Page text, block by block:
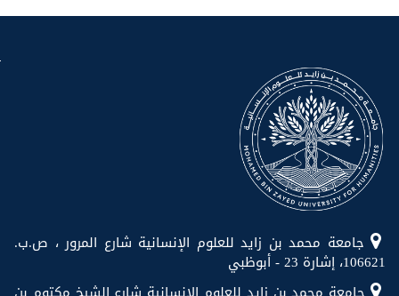
جامعة محمد بن زايد للعلوم الإنسانية شارع المرور ، ص.ب.
106621، إشارة 23 - أبوظبي